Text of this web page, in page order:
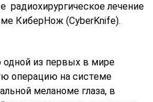
радиохирургическое лечение
КиберНож (СyberKnife).
одной из первых в мире
операцию на системе
меланоме глаза, в